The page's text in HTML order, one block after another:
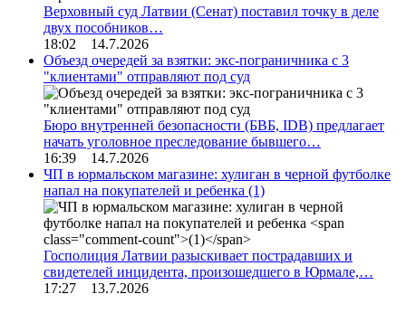
Верховный суд Латвии (Сенат) поставил точку в деле
двух пособников…
18:02 14.7.2026
Объезд очередей за взятки: экс-пограничника с 3
"клиентами" отправляют под суд
Бюро внутренней безопасности (БВБ, IDB) предлагает
начать уголовное преследование бывшего…
16:39 14.7.2026
ЧП в юрмальском магазине: хулиган в черной футболке
напал на покупателей и ребенка (1)
Госполиция Латвии разыскивает пострадавших и
свидетелей инцидента, произошедшего в Юрмале,…
17:27 13.7.2026